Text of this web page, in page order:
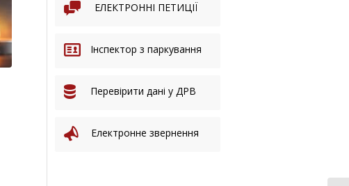
ЕЛЕКТРОННІ ПЕТИЦІЇ
Інспектор з паркування
Перевірити дані у ДРВ
Електронне звернення